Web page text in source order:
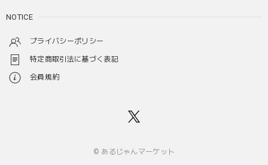
NOTICE
プライバシーポリシー
特定商取引法に基づく表記
会員規約
© あるじゃんマーケット